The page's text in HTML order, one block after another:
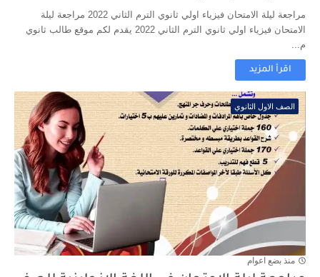
مراجعة ليلة الامتحان فيزياء اولي ثانوي الترم الثاني 2022 مراجعة ليلة
الامتحان فيزياء اولي ثانوي الترم الثاني 2022 يقدم لكم موقع طالب ثانوي
م...
اقرأ المزيد
الصف الاول الثانوي
منذ بضع اعوام